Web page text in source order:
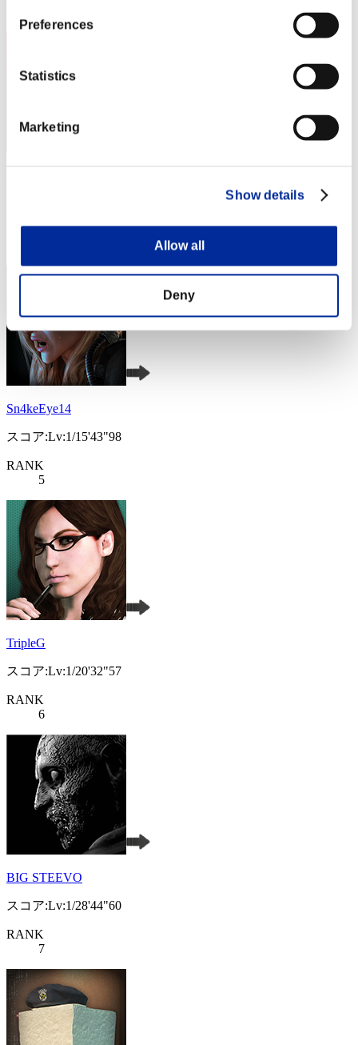
Preferences
Statistics
Marketing
Show details
Allow all
Deny
RANK
Sn4keEye14
スコア:Lv:1/15'43"98
RANK
5
TripleG
スコア:Lv:1/20'32"57
RANK
6
BIG STEEVO
スコア:Lv:1/28'44"60
RANK
7